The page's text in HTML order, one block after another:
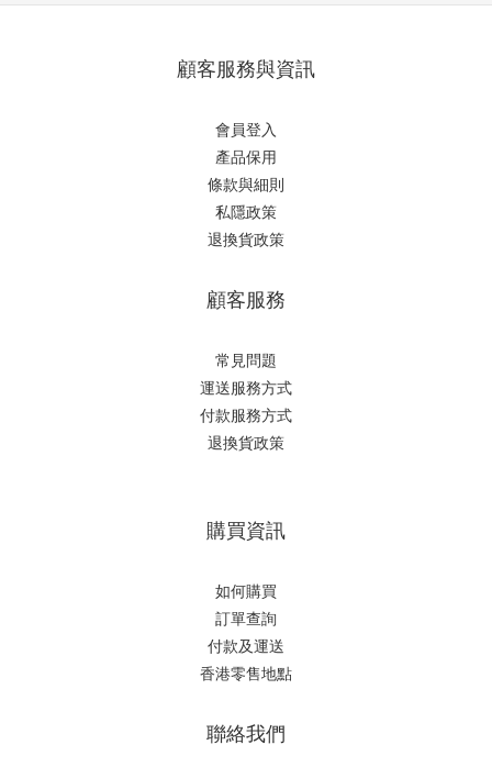
顧客服務與資訊
會員登入
產品保用
條款與細則
私隱政策
退換貨政策
顧客服務
常見問題
運送服務方式
付款服務方式
退換貨政策
購買資訊
如何購買
訂單查詢
付款及運送
香港零售地點
聯絡我們